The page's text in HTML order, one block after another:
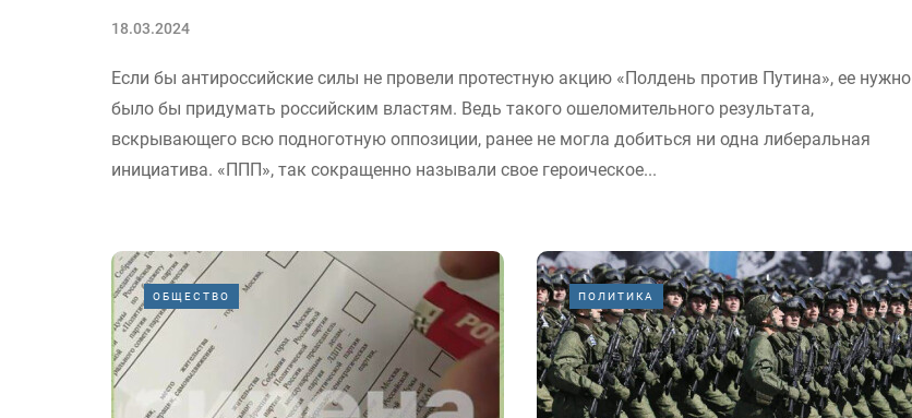
18.03.2024
Если бы антироссийские силы не провели протестную акцию «Полдень против Путина», ее нужно
было бы придумать российским властям. Ведь такого ошеломительного результата,
вскрывающего всю подноготную оппозиции, ранее не могла добиться ни одна либеральная
инициатива. «ППП», так сокращенно называли свое героическое...
ОБЩЕСТВО ПОЛИТИКА